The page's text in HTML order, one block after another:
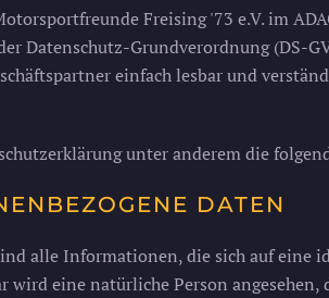
Freising '73 e.V. im
Datenschutz-Grundverordnung
einfach lesbar und
unter anderem die
DATEN
alle Informationen, die sich auf
wird eine natürliche Person